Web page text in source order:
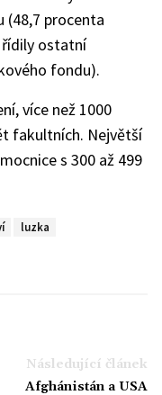
(48,7 procenta
ostatní
fondu).
více než 1000
fakultních. Největší
s 300 až 499
luzka
Následující článek
Afghánistán a USA